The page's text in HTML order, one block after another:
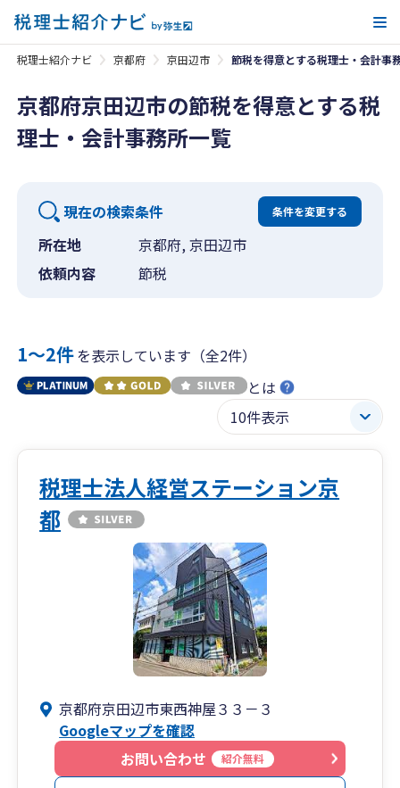
税理士紹介ナビ 京都府 京田辺市 節税を得意とする税理士・会計事
京都府京田辺市の節税を得意とする税
理士・会計事務所一覧
現在の検索条件 条件を変更する
所在地
京都府, 京田辺市
依頼内容
節税
1〜2件を表示しています（全2件）
とは
税理士法人経営ステーション京
都
京都府京田辺市東西神屋３３－３
Googleマップを確認
お問い合わせ
紹介無料